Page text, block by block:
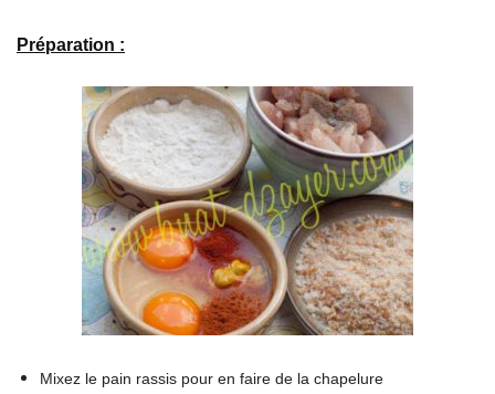
Préparation :
Mixez le pain rassis pour en faire de la chapelure